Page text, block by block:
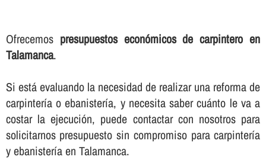
Ofrecemos presupuestos económicos de carpintero en
Talamanca.
Si está evaluando la necesidad de realizar una reforma de
carpinterí­a o ebanisterí­a, y necesita saber cuánto le va a
costar la ejecución, puede contactar con nosotros para
solicitarnos presupuesto sin compromiso para carpinterí­a
y ebanisterí­a en Talamanca.